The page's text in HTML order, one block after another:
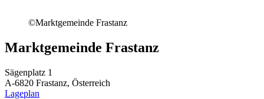
©Marktgemeinde Frastanz
Marktgemeinde Frastanz
Sägenplatz 1
A-6820 Frastanz, Österreich
Lageplan